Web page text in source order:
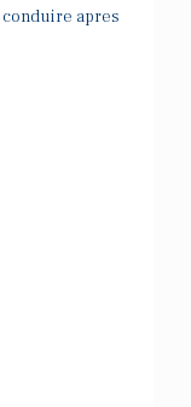
apres